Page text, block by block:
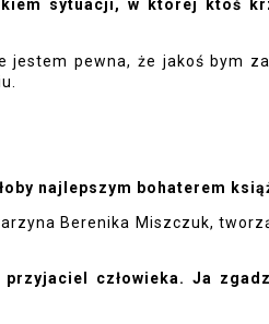
sytuacji, w której ktoś
jestem pewna, że jakoś bym
najlepszym bohaterem
Berenika Miszczuk,
człowieka. Ja